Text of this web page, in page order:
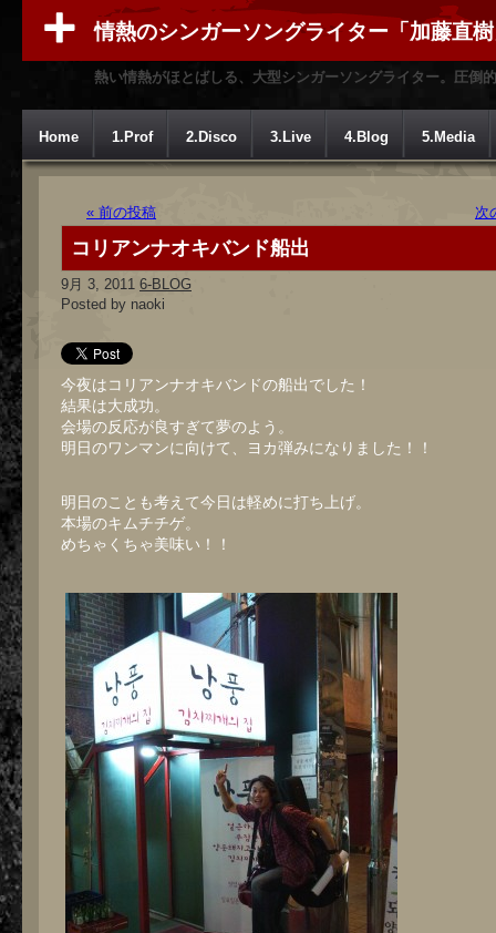
情熱のシンガーソングライター「加藤直
熱い情熱がほとばしる、大型シンガーソングライター。圧倒
Home 1.Prof 2.Disco 3.Live 4.Blog 5.Media
« 前の投稿 次
コリアンナオキバンド船出
9月 3, 2011 6-BLOG
Posted by naoki
今夜はコリアンナオキバンドの船出でした！
結果は大成功。
会場の反応が良すぎて夢のよう。
明日のワンマンに向けて、ヨカ弾みになりました！！
明日のことも考えて今日は軽めに打ち上げ。
本場のキムチチゲ。
めちゃくちゃ美味い！！